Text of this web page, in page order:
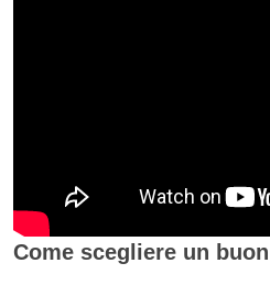
Come scegliere un